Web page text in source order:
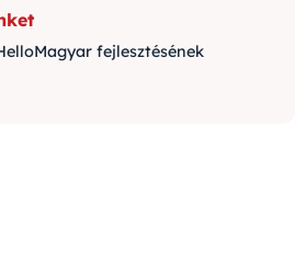
fejlesztésének